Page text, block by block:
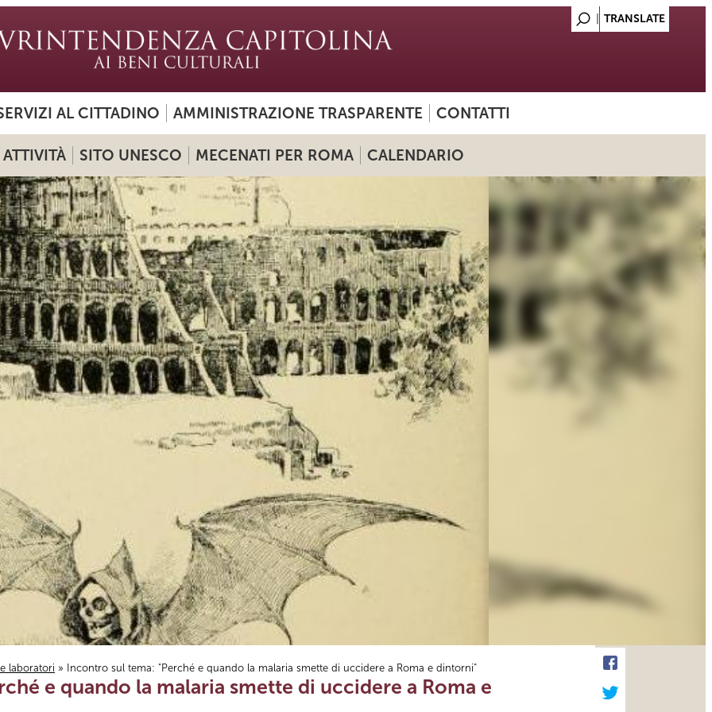
AL CITTADINO AMMINISTRAZIONE TRASPARENTE CONTATTI
ATTIVITÀ SITO UNESCO MECENATI PER ROMA CALENDARIO
laboratori » Incontro sul tema: "Perché e quando la malaria smette di uccidere a Roma e dintorni"
e quando la malaria smette di uccidere a Roma e